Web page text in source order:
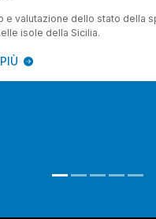
e valutazione dello stato della
isole della Sicilia.